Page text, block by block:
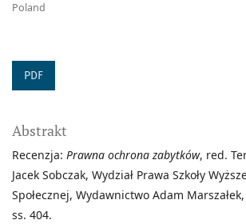
Poland
PDF
Abstrakt
Recenzja: Prawna ochrona zabytków, red.
Jacek Sobczak, Wydział Prawa Szkoły
Społecznej, Wydawnictwo Adam
ss. 404.